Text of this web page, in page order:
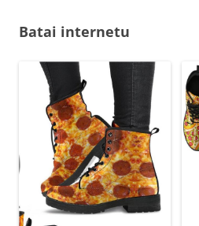
Batai internetu